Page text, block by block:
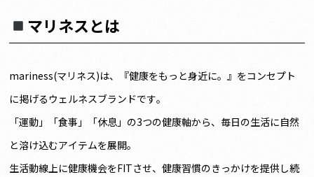
マリネスとは
mariness(マリネス)は、『健康をもっと身近に。』をコンセプト
に掲げるウェルネスブランドです。
「運動」「食事」「休息」の3つの健康軸から、毎日の生活に自然
と溶け込むアイテムを展開。
生活動線上に健康機会をFITさせ、健康習慣のきっかけを提供し続